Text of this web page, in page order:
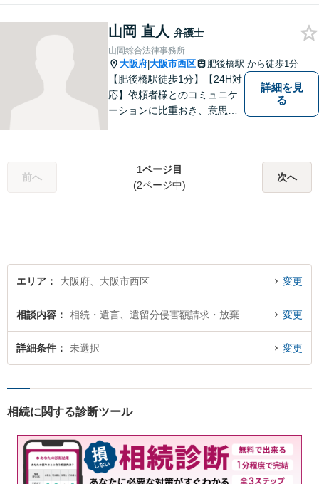
なり、 自身の知識・経験をも
とに、経営者の皆様のお役に
立ちたいと思っています。
山岡 直人 弁護士
山岡総合法律事務所
大阪府|大阪市西区 肥後橋駅 から徒歩1分
【肥後橋駅徒歩1分】【24H対
応】依頼者様とのコミュニケ
ーションに比重おき、意思疎
事案にも対応いたします。
【初回無料相談】
詳細を見
る
前へ
1ページ目
(2ページ中)
次へ
エリア 大阪府、大阪市西区 変更
相談内容 相続・遺言、遺留分侵害額請求・放棄 変更
詳細条件 未選択 変更
相続に関する診断ツール